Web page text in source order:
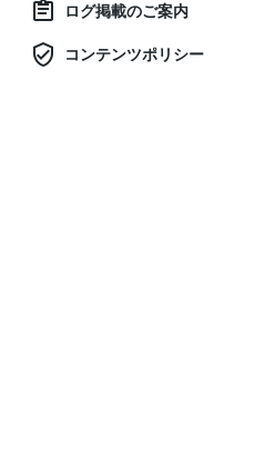
ログ掲載のご案内
コンテンツポリシー